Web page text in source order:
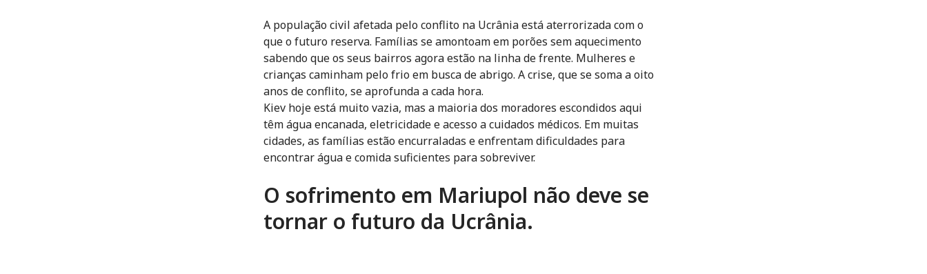
A população civil afetada pelo conflito na Ucrânia está aterrorizada com o
que o futuro reserva. Famílias se amontoam em porões sem aquecimento
sabendo que os seus bairros agora estão na linha de frente. Mulheres e
crianças caminham pelo frio em busca de abrigo. A crise, que se soma a oito
anos de conflito, se aprofunda a cada hora.
Kiev hoje está muito vazia, mas a maioria dos moradores escondidos aqui
têm água encanada, eletricidade e acesso a cuidados médicos. Em muitas
cidades, as famílias estão encurraladas e enfrentam dificuldades para
encontrar água e comida suficientes para sobreviver.
O sofrimento em Mariupol não deve se
tornar o futuro da Ucrânia.